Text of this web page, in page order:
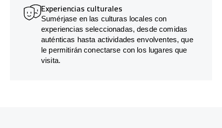
Experiencias culturales
Sumérjase en las culturas locales con
experiencias seleccionadas, desde comidas
auténticas hasta actividades envolventes, que
le permitirán conectarse con los lugares que
visita.